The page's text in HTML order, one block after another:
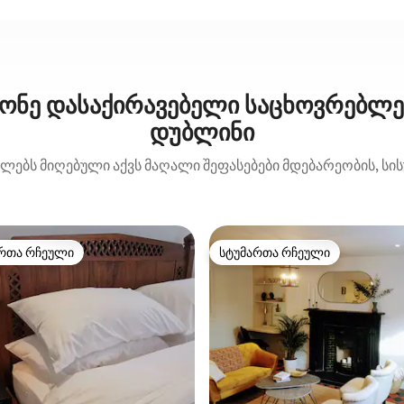
დასაქირავებელი
დუბლინი
მიღებული აქვს მაღალი შეფასებები მდებარეობის,
რჩეული მოწინავე ვარიანტი
რჩეული სტუმართა რჩეული
სტუმართა რჩეული